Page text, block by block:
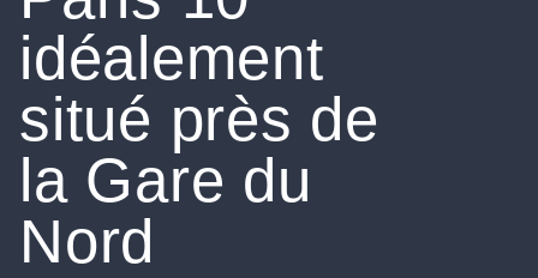
idéalement
situé près de
la Gare du
Nord